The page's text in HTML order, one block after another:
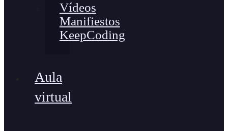
Vídeos
Manifiestos
KeepCoding
Aula
virtual